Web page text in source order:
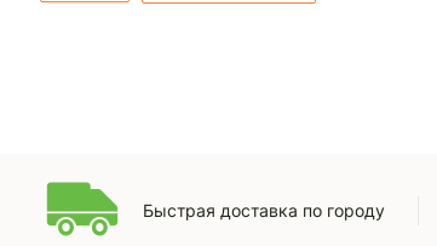
Быстрая доставка по городу